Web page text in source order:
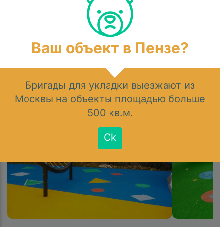
Фотографии резиновых
покрытий
Ваш объект в Пензе?
Бригады для укладки выезжают из
Москвы на объекты площадью больше
500 кв.м.
Ok